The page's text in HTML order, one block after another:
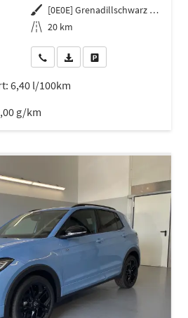
Außenfarbe
[0E0E] Grenadillschwarz Metallic
Kilometerstand 20 km
Wir rufen Sie anFahrzeugexposé (PDF)
6,40 l/100km
g/km